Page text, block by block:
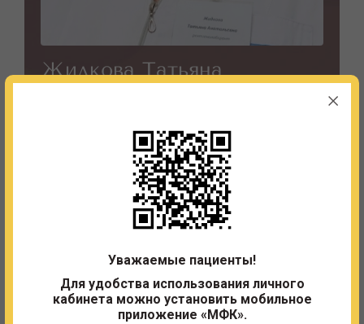
Жидкова Татьяна
8 (495) 987-91-05; 8 (495) 987-97-37
с 08:00 до 20:00 по графику
Медицинская сестра детских ЛПУ
Медицинская сестра детских
Кабинет лучевой диагностики
Образование
Уважаемые пациенты!
Для удобства использования личного
кабинета можно установить мобильное
приложение «МФК».